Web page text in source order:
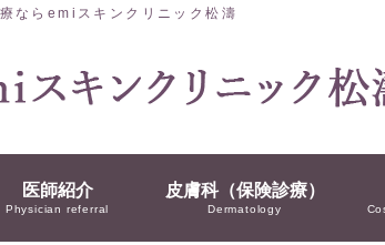
ならemiスキンクリニック松濤
医師紹介
Physician referral
皮膚科（保険診療）
Dermatology